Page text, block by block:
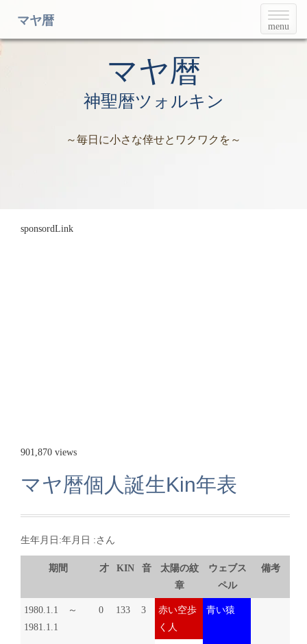
T
o
g
menu
マヤ暦
マヤ暦
神聖暦ツォルキン
～毎日に小さな倖せとワクワクを～
sponsordLink
901,870 views
マヤ暦個人誕生Kin年表
生年月日:年月日 :さん
期間 才 KIN 音
太陽の紋
章
ウェブス
ペル
備考
1980.1.1 ～
1981.1.1
0 133 3
赤い空歩
く人
青い猿